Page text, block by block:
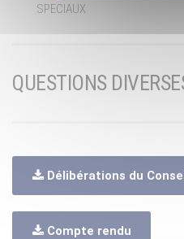
SPECIAUX
QUESTIONS
Délibérations du
Compte rendu